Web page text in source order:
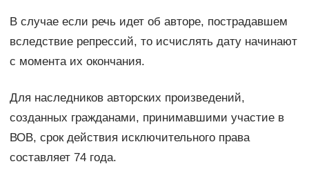
В случае если речь идет об авторе, пострадавшем
вследствие репрессий, то исчислять дату начинают
с момента их окончания.
Для наследников авторских произведений,
созданных гражданами, принимавшими участие в
ВОВ, срок действия исключительного права
составляет 74 года.